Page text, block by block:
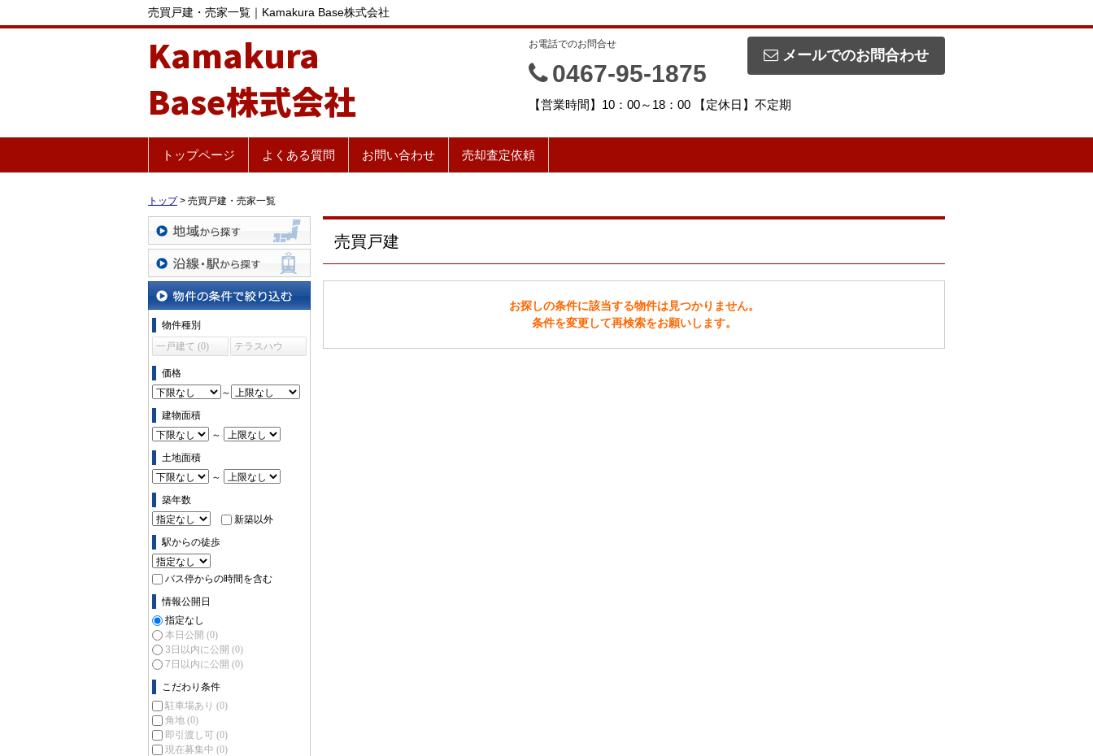
売買戸建・売家一覧｜Kamakura Base株式会社
Kamakura
Base株式会社
メールでのお問合わせ
お電話でのお問合せ
0467-95-1875
【営業時間】10：00～18：00 【定休日】不定期
トップページ よくある質問 お問い合わせ 売却査定依頼
トップ> 売買戸建・売家一覧
地域から探す
沿線・駅から探す
物件の条件で絞り込む
物件種別
一戸建て (0)
テラスハウ
価格
～
建物面積
～
土地面積
～
築年数
新築以外
駅からの徒歩
バス停からの時間を含む
情報公開日
指定なし
本日公開 (0)
3日以内に公開 (0)
7日以内に公開 (0)
こだわり条件
駐車場あり (0)
角地 (0)
即引渡し可 (0)
現在募集中 (0)
売買戸建
お探しの条件に該当する物件は見つかりません。
条件を変更して再検索をお願いします。